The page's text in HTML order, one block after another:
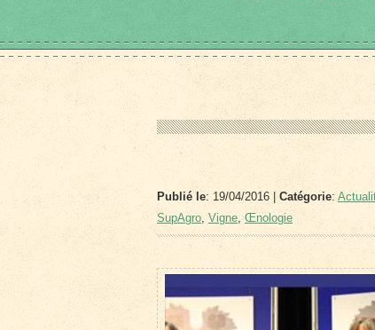
Publié le: 19/04/2016 | Catégorie:
SupAgro, Vigne, Œnologie